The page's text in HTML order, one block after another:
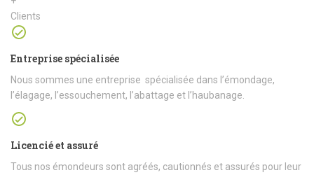
Clients
Entreprise spécialisée
Nous sommes une entreprise spécialisée dans l’émondage,
l’élagage, l’essouchement, l’abattage et l’haubanage.
Licencié et assuré
Tous nos émondeurs sont agréés, cautionnés et assurés pour leur